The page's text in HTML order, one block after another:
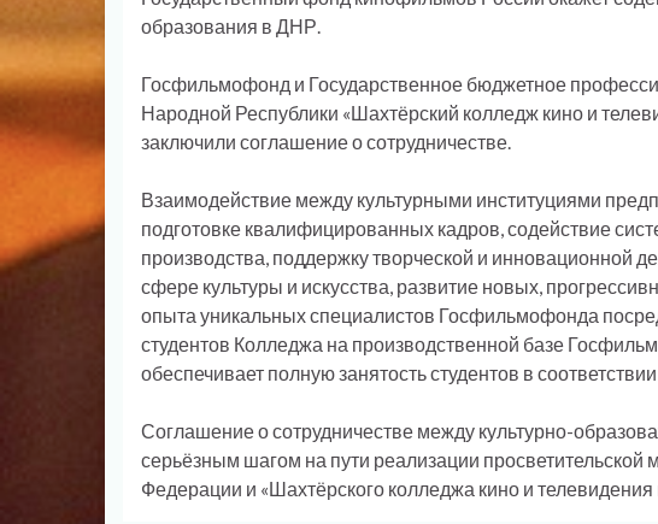
образования в ДНР.
Госфильмофонд и Государственное бюджетное
Народной Республики «Шахтёрский колледж кино и
заключили соглашение о сотрудничестве.
Взаимодействие между культурными институциями
подготовке квалифицированных кадров, содействие
производства, поддержку творческой и инновационной
сфере культуры и искусства, развитие новых,
опыта уникальных специалистов Госфильмофонда
студентов Колледжа на производственной базе
обеспечивает полную занятость студентов в
Соглашение о сотрудничестве между культурно-
серьёзным шагом на пути реализации
Федерации и «Шахтёрского колледжа кино и